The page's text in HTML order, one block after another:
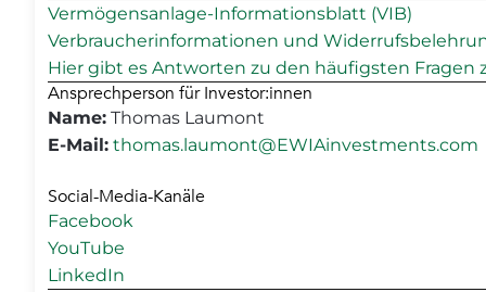
Vermögensanlage-Informationsblatt (VIB)
Verbraucherinformationen und
Hier gibt es Antworten zu den häufigsten Fragen
Ansprechperson für Investor:innen
Name: Thomas Laumont
E-Mail: thomas.laumont@EWIAinvestments.com
Social-Media-Kanäle
Facebook
YouTube
LinkedIn